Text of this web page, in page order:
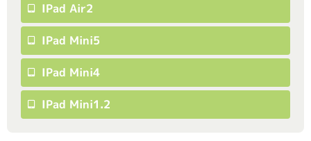
IPad Air2
IPad Mini5
IPad Mini4
IPad Mini1.2